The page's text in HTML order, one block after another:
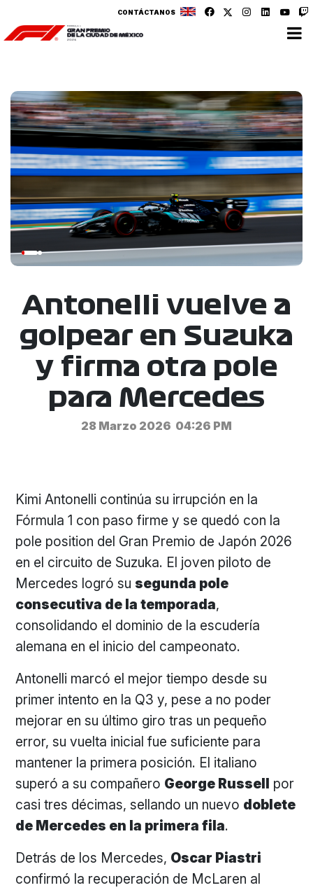
CONTÁCTANOS
Antonelli vuelve a
golpear en Suzuka
y firma otra pole
para Mercedes
28 Marzo 2026 04:26 PM
Kimi Antonelli continúa su irrupción en la
Fórmula 1 con paso firme y se quedó con la
pole position del Gran Premio de Japón 2026
en el circuito de Suzuka. El joven piloto de
Mercedes logró susegunda pole
consecutiva de la temporada,
consolidando el dominio de la escudería
alemana en el inicio del campeonato.
Antonelli marcó el mejor tiempo desde su
primer intento en la Q3 y, pese a no poder
mejorar en su último giro tras un pequeño
error, su vuelta inicial fue suficiente para
mantener la primera posición. El italiano
superó a su compañero George Russell por
casi tres décimas, sellando un nuevo doblete
de Mercedes en la primera fila.
Detrás de los Mercedes, Oscar Piastri
confirmó la recuperación de McLaren al